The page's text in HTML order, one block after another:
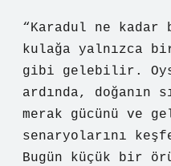
“Karadul ne kadar
kulağa yalnızca
gibi gelebilir.
ardında, doğanın
merak gücünü ve
senaryolarını
Bugün küçük bir